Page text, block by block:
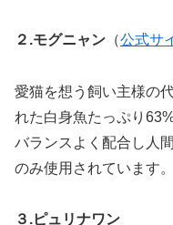
２.モグニャン （公式サ
愛猫を想う飼い主様の
れた白身魚たっぷり
バランスよく配合し人
のみ使用されています。
３.ピュリナワン